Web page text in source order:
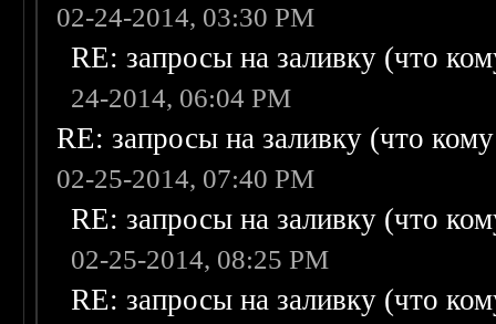
02-24-2014, 03:30 PM
RE: запросы на заливку (что
24-2014, 06:04 PM
RE: запросы на заливку (что
02-25-2014, 07:40 PM
RE: запросы на заливку (что
02-25-2014, 08:25 PM
RE: запросы на заливку (что